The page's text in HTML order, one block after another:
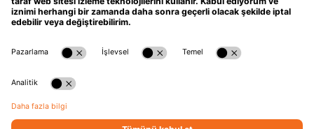
Hafta içi 09:30 - 18:30 / Hafta sonu 10:00 - 17:00 arası merak ettiğiniz tüm sorular ve
siparişleriniz için ulaşabilirsiniz.
ÖNEMLİ BİLGİLER
HIZLI ERİŞİM
KATEGORİLER